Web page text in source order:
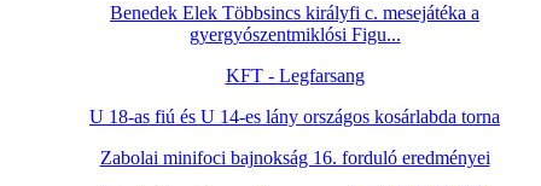
Benedek Elek Többsincs királyfi c. mesejátéka a
gyergyószentmiklósi Figu...
KFT - Legfarsang
U 18-as fiú és U 14-es lány országos kosárlabda torna
Zabolai minifoci bajnokság 16. forduló eredményei